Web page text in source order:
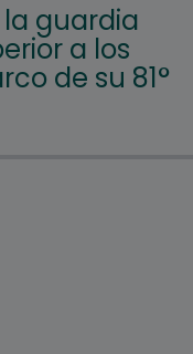
la guardia
a los
de su 81°